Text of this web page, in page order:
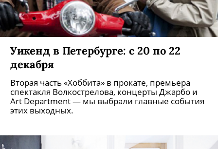
Уикенд в Петербурге: с 20 по 22
декабря
Вторая часть «Хоббита» в прокате, премьера
спектакля Волкострелова, концерты Джарбо и
Art Department — мы выбрали главные события
этих выходных.